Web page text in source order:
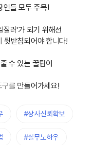
들 모두 주목!
잘러'가 되기 위해선
뒷받침되어야 합니다!
수 있는 꿀팁이
를 만들어가세요!
#상사신뢰확보
#실무노하우